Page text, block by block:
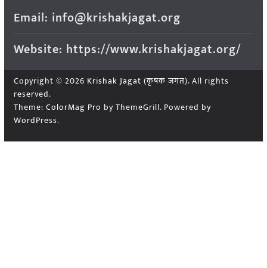
Email: info@krishakjagat.org
Website: https://www.krishakjagat.org/
Copyright © 2026 Krishak Jagat (कृषक जगत). All rights
reserved.
Theme: ColorMag Pro by ThemeGrill. Powered by
WordPress.